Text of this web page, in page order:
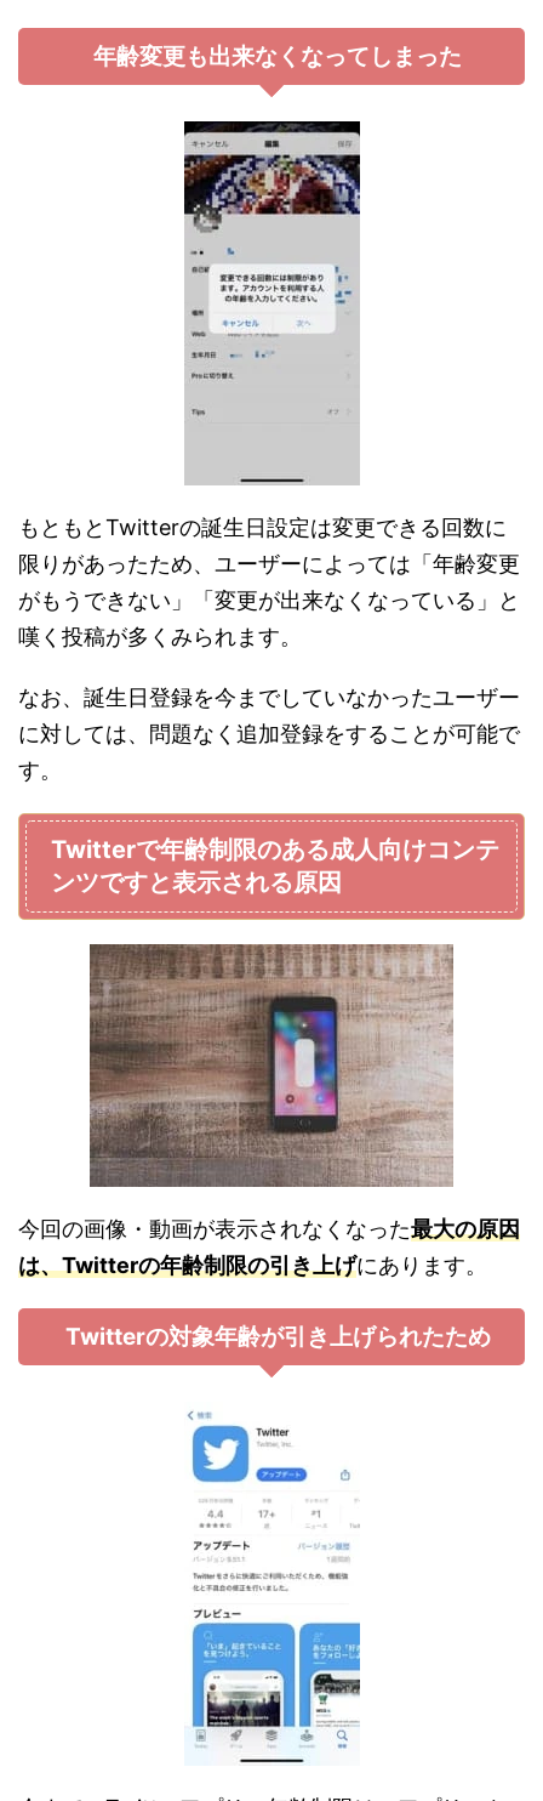
年齢変更も出来なくなってしまった
もともとTwitterの誕生日設定は変更できる回数に
限りがあったため、ユーザーによっては「年齢変更
がもうできない」「変更が出来なくなっている」と
嘆く投稿が多くみられます。
なお、誕生日登録を今までしていなかったユーザー
に対しては、問題なく追加登録をすることが可能で
す。
Twitterで年齢制限のある成人向けコンテ
ンツですと表示される原因
今回の画像・動画が表示されなくなった最大の原因
は、Twitterの年齢制限の引き上げにあります。
Twitterの対象年齢が引き上げられたため